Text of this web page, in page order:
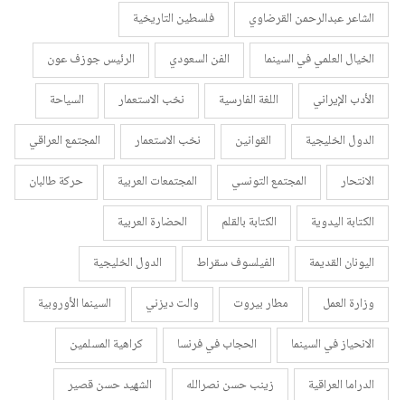
الشاعر عبدالرحمن القرضاوي
فلسطين التاريخية
الخيال العلمي في السينما
الفن السعودي
الرئيس جوزف عون
الأدب الإيراني
اللغة الفارسية نخب الاستعمار
السياحة
الدول الخليجية
القوانين نخب الاستعمار
المجتمع العراقي
الانتحار
المجتمع التونسي المجتمعات العربية
حركة طالبان
الكتابة اليدوية
الكتابة بالقلم
الحضارة العربية
اليونان القديمة
الفيلسوف سقراط
الدول الخليجية
وزارة العمل
مطار بيروت والت ديزني
السينما الأوروبية
الانحياز في السينما
الحجاب في فرنسا
كراهية المسلمين
الدراما العراقية
زينب حسن نصرالله
الشهيد حسن قصير